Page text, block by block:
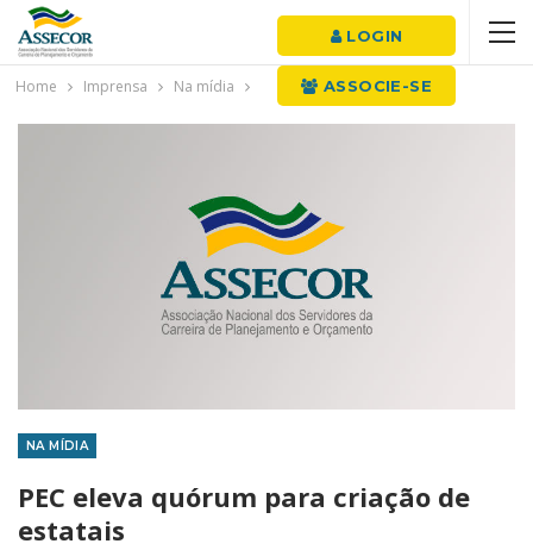
LOGIN
ASSOCIE-SE
Home Imprensa Na mídia
NA MÍDIA
PEC eleva quórum para criação de
estatais